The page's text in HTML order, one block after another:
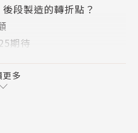
段製造的轉折點？
期待
2025年
/模組
元應用與創新商業模式
更多